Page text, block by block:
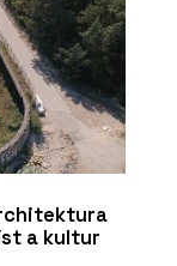
a kultur